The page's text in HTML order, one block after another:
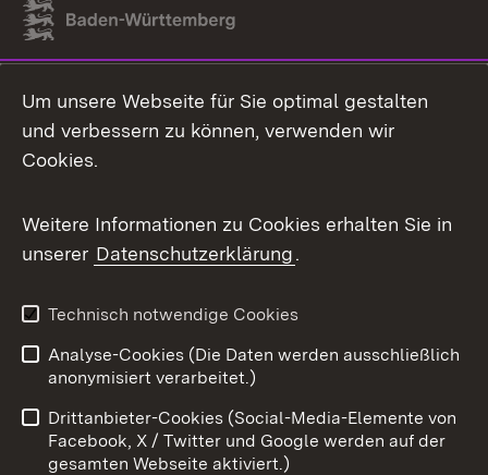
Link zum Landesportal
Um unsere Webseite für Sie optimal gestalten
und verbessern zu können, verwenden wir
Cookies.
Weitere Informationen zu Cookies erhalten Sie in
unserer Datenschutzerklärung.
Technisch notwendige Cookies
Analyse-Cookies (Die Daten werden ausschließlich
anonymisiert verarbeitet.)
Drittanbieter-Cookies (Social-Media-Elemente von
Facebook, X / Twitter und Google werden auf der
gesamten Webseite aktiviert.)